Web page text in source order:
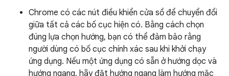
Chrome có các nút điều khiển cửa sổ để chuyển đổi
giữa tất cả các bố cục hiện có. Bằng cách chọn
đúng lựa chọn hướng, bạn có thể đảm bảo rằng
người dùng có bố cục chính xác sau khi khởi chạy
ứng dụng. Nếu một ứng dụng có sẵn ở hướng dọc và
hướng ngang, hãy đặt hướng ngang làm hướng mặc